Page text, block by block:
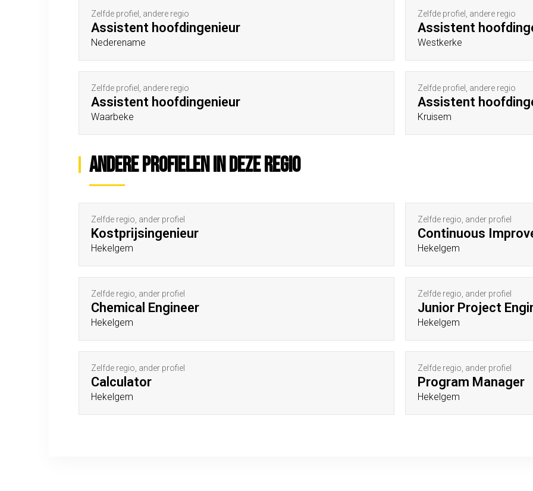
Zelfde profiel, andere regio
Assistent hoofdingenieur
Nederename
Zelfde profiel, andere regio
Assistent
Westkerke
Zelfde profiel, andere regio
Assistent hoofdingenieur
Waarbeke
Zelfde profiel, andere regio
Assistent
Kruisem
Andere profielen in deze regio
Zelfde regio, ander profiel
Kostprijsingenieur
Hekelgem
Zelfde regio, ander profiel
Continuous
Hekelgem
Zelfde regio, ander profiel
Chemical Engineer
Hekelgem
Zelfde regio, ander profiel
Junior Project
Hekelgem
Zelfde regio, ander profiel
Calculator
Hekelgem
Zelfde regio, ander profiel
Program Manager
Hekelgem